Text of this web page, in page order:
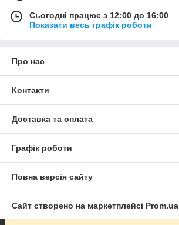
Сьогодні працює з 12:00 до 16:00
Показати весь графік роботи
Про нас
Контакти
Доставка та оплата
Графік роботи
Повна версія сайту
Сайт створено на маркетплейсі Prom.ua